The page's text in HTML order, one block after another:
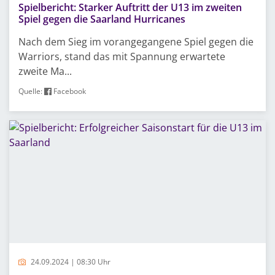
Spielbericht: Starker Auftritt der U13 im zweiten
Spiel gegen die Saarland Hurricanes
Nach dem Sieg im vorangegangene Spiel gegen die
Warriors, stand das mit Spannung erwartete
zweite Ma...
Quelle: Facebook
24.09.2024 | 08:30 Uhr